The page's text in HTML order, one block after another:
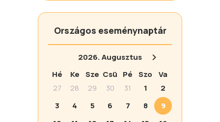
Országos eseménynaptár
2026.Augusztus
Hé
Ke Sze Csü Pé Szo
Va
27
28 29 30 31 1
2
3
4 5 6 7 8
9